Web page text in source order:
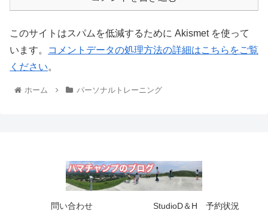
このサイトはスパムを低減するために Akismet を使って
います。
コメントデータの処理方法の詳細はこちらをご覧
ください。
ホーム パーソナルトレーニング
問い合わせ StudioD＆H 予約状況